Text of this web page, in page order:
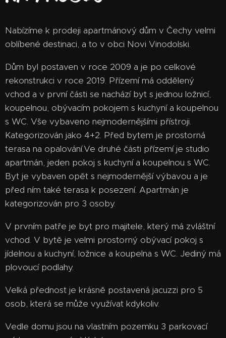
Nabízíme k prodeji apartmánový dům v Čechy velmi
oblíbené destinaci, a to v obci Novi Vinodolski.
Dům byl postaven v roce 2009 a je po celkové
rekonstrukci v roce 2019. Přízemí má oddělený
vchod a v první části se nachází byt s jednou ložnicí,
koupelnou, obývacím pokojem s kuchyní a koupelnou
s WC. Vše vybaveno nejmodernějšími přístroji.
Kategorizován jako 4+2. Před bytem je prostorná
terasa na opalování.Ve druhé části přízemí je studio
apartmán, jeden pokoj s kuchyní a koupelnou s WC.
Byt je vybaven opět s nejmodernější výbavou a je
před ním také terasa k posezení. Apartmán je
kategorizován pro 3 osoby.
V prvním patře je byt pro majitele, který má zvláštní
vchod. V bytě je velmi prostorný obývací pokoj s
jídelnou a kuchyní, ložnice a koupelna s WC. Jediný má
plovoucí podlahy.
Velká přednost je krásně postavená jacuzzi pro 5
osob, která se může využívat kdykoliv.
Vedle domu jsou na vlastním pozemku 3 parkovací